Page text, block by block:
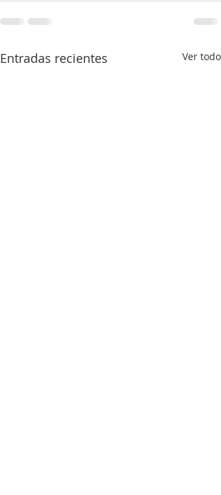
Entradas recientes Ver todo